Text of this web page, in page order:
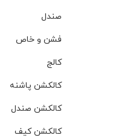
صندل
فشن و خاص
کالج
کالکشن پاشنه
کالکشن صندل
کالکشن کیف